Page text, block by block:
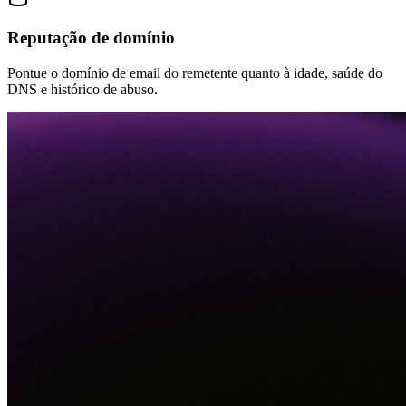
Reputação de domínio
Pontue o domínio de email do remetente quanto à idade, saúde do
DNS e histórico de abuso.